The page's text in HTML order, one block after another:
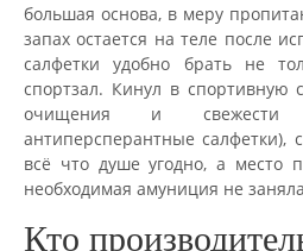
большая основа, в меру
запах остается на теле после
салфетки удобно брать не
спортзал. Кинул в спортивную
очищения и свежести
антиперсперантные салфетки),
всё что душе угодно, а место
необходимая амуниция не
Кто